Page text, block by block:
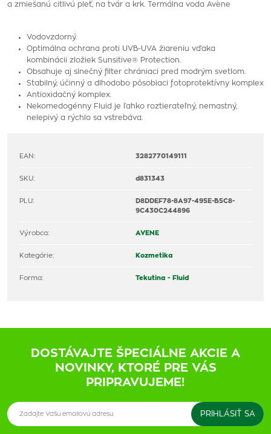
a zmiešanú citlivú pleť, na tvár a krk. Termálna voda Avène
Vodovzdorný.
Optimálna ochrana proti UVB-UVA žiareniu vďaka
kombinácii zložiek Sunsitive® Protection.
Obsahuje aj slnečný filter chrániaci pred modrým svetlom.
Stabilný, účinný a dlhodobo pôsobiaci fotoprotektívny komplex
Antioxidačný komplex.
Nekomedogénny Fluid je ľahko roztierateľný, nemastný,
nelepivý a rýchlo sa vstrebáva.
EAN: 3282770149111
SKU: d831343
PLU:
D8DDEF78-8A97-495E-B5C8-
9C430C244896
Výrobca: AVENE
Kategórie: Kozmetika
Forma: Tekutina - Fluid
DOSTÁVAJTE ŠPECIÁLNE AKCIE A
NOVINKY, KTORÉ PRE VÁS
PRIPRAVUJEME!